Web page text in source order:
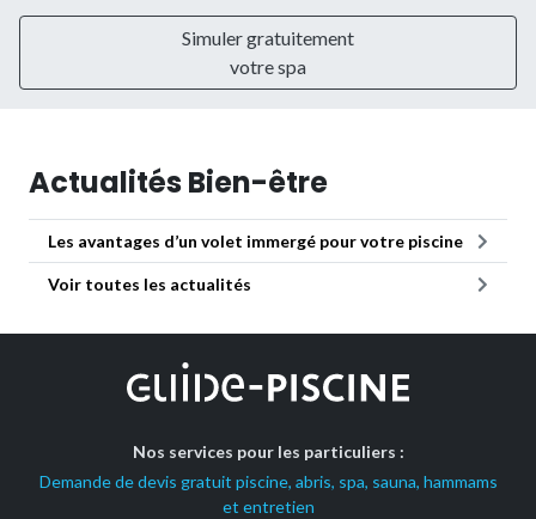
Simuler gratuitement
votre spa
Actualités Bien-être
Les avantages d’un volet immergé pour votre piscine
Voir toutes les actualités
Nos services pour les particuliers :
Demande de devis gratuit piscine, abris, spa, sauna, hammams
et entretien